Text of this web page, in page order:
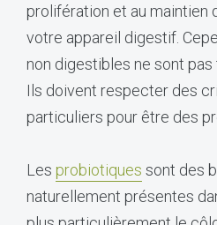
prolifération et au maintien
votre appareil digestif.
non digestibles ne sont
Ils doivent respecter des
particuliers pour être des
Les probiotiques sont des
naturellement présentes